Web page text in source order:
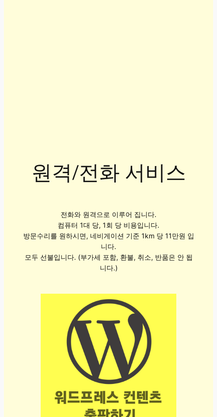
원격/전화 서비스
전화와 원격으로 이루어 집니다.
컴퓨터 1대 당, 1회 당 비용입니다.
방문수리를 원하시면, 네비게이션 기준 1km 당 11만원 입
니다.
모두 선불입니다. (부가세 포함, 환불, 취소, 반품은 안 됩
니다.)